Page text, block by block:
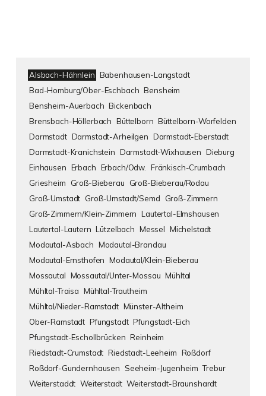
Alsbach-Hähnlein Babenhausen-Langstadt
Bad-Homburg/Ober-Eschbach Bensheim
Bensheim-Auerbach Bickenbach
Brensbach-Höllerbach Büttelborn Büttelborn-Worfelden
Darmstadt Darmstadt-Arheilgen Darmstadt-Eberstadt
Darmstadt-Kranichstein Darmstadt-Wixhausen Dieburg
Einhausen Erbach Erbach/Odw.
Fränkisch-Crumbach
Griesheim
Groß-Bieberau
Groß-Bieberau/Rodau
Groß-Umstadt Groß-Umstadt/Semd
Groß-Zimmern
Groß-Zimmern/Klein-Zimmern Lautertal-Elmshausen
Lautertal-Lautern Lützelbach Messel Michelstadt
Modautal-Asbach Modautal-Brandau
Modautal-Ernsthofen Modautal/Klein-Bieberau
Mossautal Mossautal/Unter-Mossau Mühltal
Mühltal-Traisa Mühltal-Trautheim
Mühltal/Nieder-Ramstadt Münster-Altheim
Ober-Ramstadt Pfungstadt Pfungstadt-Eich
Pfungstadt-Eschollbrücken Reinheim
Riedstadt-Crumstadt Riedstadt-Leeheim Roßdorf
Roßdorf-Gundernhausen Seeheim-Jugenheim Trebur
Weiterstaddt Weiterstadt Weiterstadt-Braunshardt